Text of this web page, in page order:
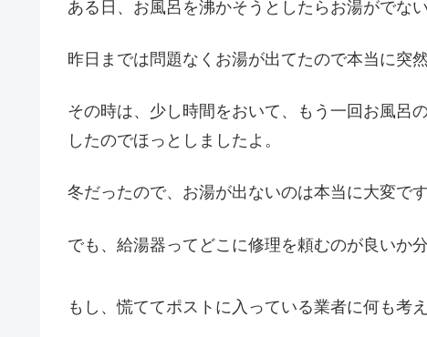
ある日、お風呂を沸かそうとしたらお湯がで
昨日までは問題なくお湯が出てたので本当に突
その時は、少し時間をおいて、もう一回お風呂
したのでほっとしましたよ。
冬だったので、お湯が出ないのは本当に大変です
でも、給湯器ってどこに修理を頼むのが良いか
もし、慌ててポストに入っている業者に何も考